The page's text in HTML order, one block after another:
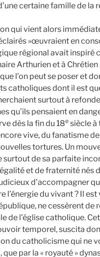
certaine famille de la
qui vient alors
»œuvraient en
régional avait inspiré
Arthurien et à
l’on peut se poser et
catholiques dont il est
surtout à
qu’ils pensaient en
dès la fin du 18e siècle à
vive, du fanatisme
tortures. Un
surtout de sa parfaite
et de fraternité nés
d’accompagner
l’énergie du vivant ? Il est
ne cessèrent de
de l’église catholique.
temporel, suscita
du catholicisme qui ne
par la « royauté »